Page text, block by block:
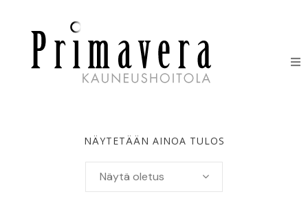
IHONHOITOTUOTTEET
NÄYTETÄÄN AINOA TULOS
Näytä oletus